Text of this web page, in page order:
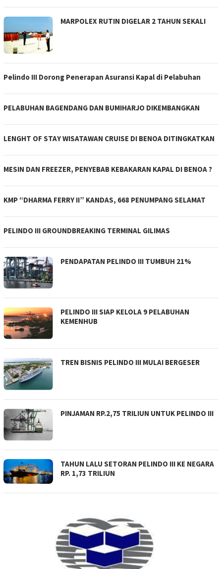
MARPOLEX RUTIN DIGELAR 2 TAHUN SEKALI
Pelindo III Dorong Penerapan Asuransi Kapal di Pelabuhan
PELABUHAN BAGENDANG DAN BUMIHARJO DIKEMBANGKAN
LENGHT OF STAY WISATAWAN CRUISE DI BENOA DITINGKATKAN
MESIN DAN FREEZER, PENYEBAB KEBAKARAN KAPAL DI BENOA ?
KMP “DHARMA FERRY II” KANDAS, 668 PENUMPANG SELAMAT
PELINDO III GROUNDBREAKING TERMINAL GILIMAS
PENDAPATAN PELINDO III TUMBUH 21%
PELINDO III SIAP KELOLA 9 PELABUHAN
KEMENHUB
TREN BISNIS PELINDO III MULAI BERGESER
PINJAMAN RP.2,75 TRILIUN UNTUK PELINDO III
TAHUN LALU SETORAN PELINDO III KE NEGARA
RP. 1,73 TRILIUN